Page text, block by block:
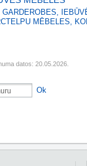
GARDEROBES,
MĒBELES,
datos: 20.05.2026.
Ok